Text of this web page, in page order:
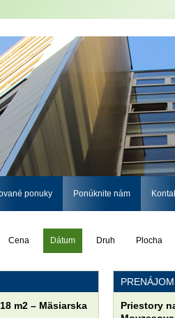
ponuky Ponúknite nám
Cena Dátum Druh Plocha
m2 – Mäsiarska
PRENÁJOM
Priestory